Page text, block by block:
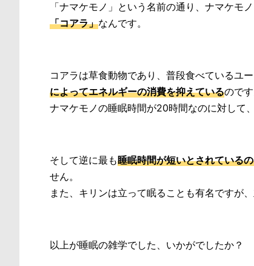
「ナマケモノ」という名前の通り、ナマケモ
「コアラ」なんです。
コアラは草食動物であり、普段食べているユ
によってエネルギーの消費を抑えているのです
ナマケモノの睡眠時間が20時間なのに対して
そして逆に最も睡眠時間が短いとされている
せん。
また、キリンは立って眠ることも有名ですが
以上が睡眠の雑学でした、いかがでしたか？